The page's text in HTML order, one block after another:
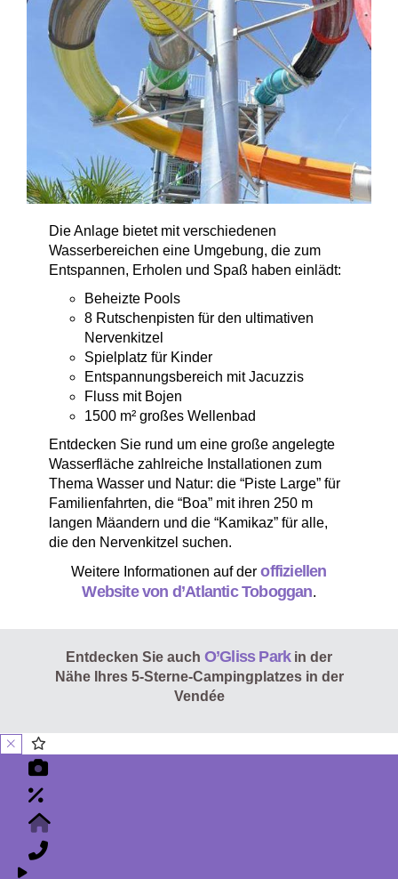
Die Anlage bietet mit verschiedenen
Wasserbereichen eine Umgebung, die zum
Entspannen, Erholen und Spaß haben einlädt:
Beheizte Pools
8 Rutschenpisten für den ultimativen
Nervenkitzel
Spielplatz für Kinder
Entspannungsbereich mit Jacuzzis
Fluss mit Bojen
1500 m² großes Wellenbad
Entdecken Sie rund um eine große angelegte
Wasserfläche zahlreiche Installationen zum
Thema Wasser und Natur: die “Piste Large” für
Familienfahrten, die “Boa” mit ihren 250 m
langen Mäandern und die “Kamikaz” für alle,
die den Nervenkitzel suchen.
Weitere Informationen auf deroffiziellen
Website von d’Atlantic Toboggan.
Entdecken Sie auch O’Gliss Parkin der
Nähe Ihres 5-Sterne-Campingplatzes in der
Vendée